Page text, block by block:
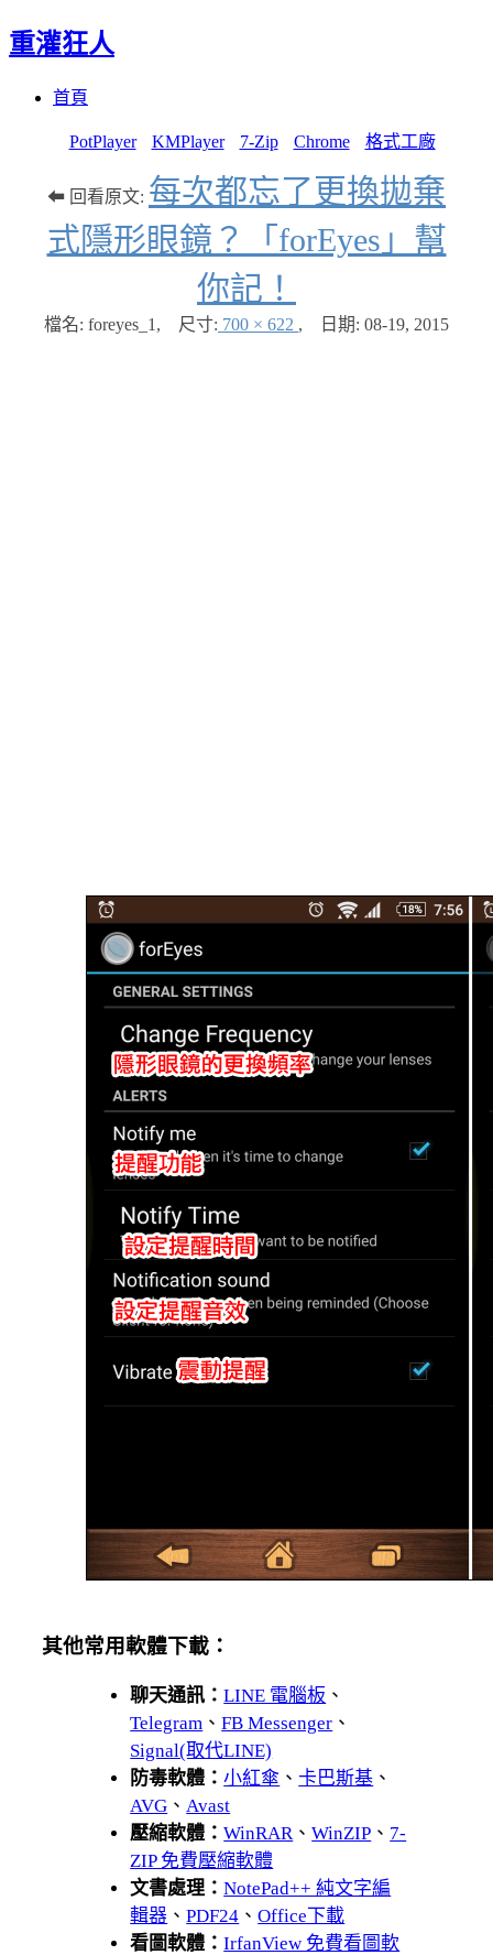
重灌狂人
首頁
PotPlayer KMPlayer 7-Zip Chrome 格式工廠
⬅ 回看原文: 每次都忘了更換拋棄
式隱形眼鏡？「forEyes」幫
你記！
檔名: foreyes_1 , 尺寸: 700 × 622 , 日期: 08-19, 2015
其他常用軟體下載：
聊天通訊：LINE 電腦板 、
Telegram 、FB Messenger 、
Signal(取代LINE)
防毒軟體：小紅傘 、卡巴斯基 、
AVG 、 Avast
壓縮軟體：WinRAR 、WinZIP 、 7-
ZIP 免費壓縮軟體
文書處理：NotePad++ 純文字編
輯器 、PDF24 、Office下載
看圖軟體：IrfanView 免費看圖軟